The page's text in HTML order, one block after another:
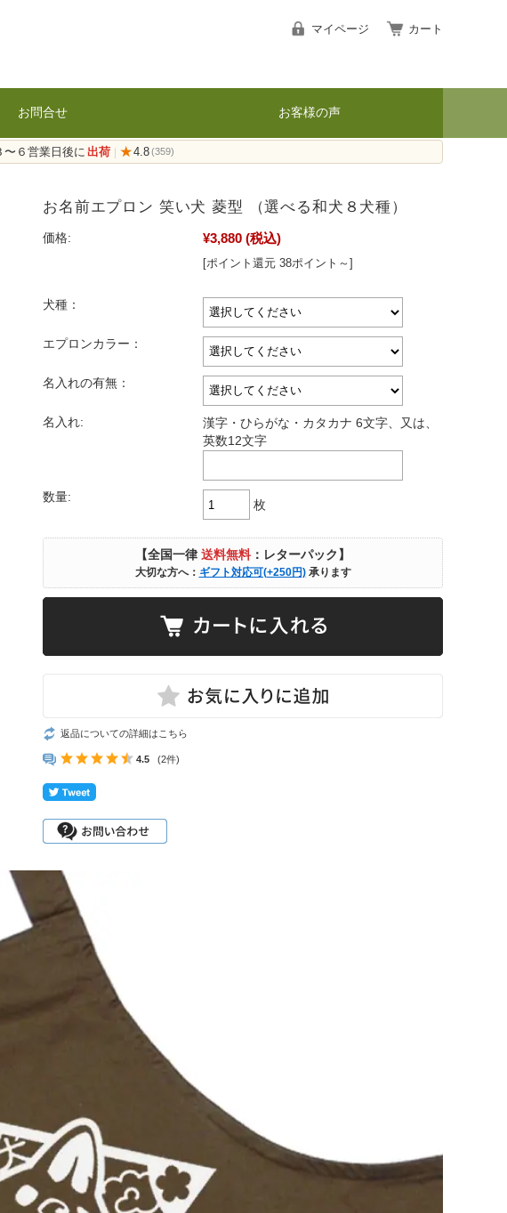
マイページ カート
お問合せ お客様の声
〜６営業日後に出荷 | ★4.8 (359)
お名前エプロン 笑い犬 菱型 （選べる和犬８犬種）
価格: ¥3,880 (税込)
[ポイント還元 38ポイント～]
犬種：
エプロンカラー：
名入れの有無：
名入れ:
漢字・ひらがな・カタカナ 6文字、又は、
英数12文字
数量:
枚
【全国一律送料無料 ：レターパック】
大切な方へ： ギフト対応可(+250円)承ります
返品についての詳細はこちら
4.5 (2件)